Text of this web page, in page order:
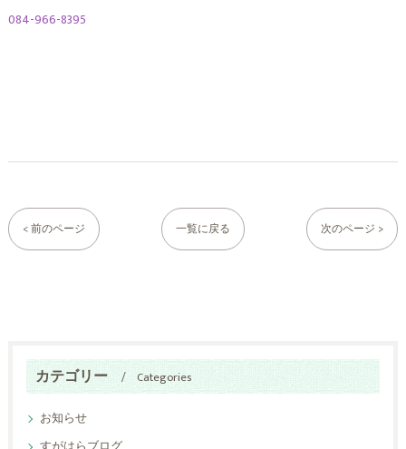
084-966-8395
< 前のページ 一覧に戻る 次のページ >
カテゴリー Categories
お知らせ